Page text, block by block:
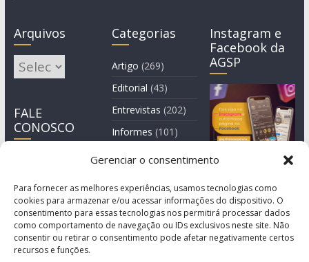
Gerenciar o consentimento
Para fornecer as melhores experiências, usamos tecnologias como
cookies para armazenar e/ou acessar informações do dispositivo. O
consentimento para essas tecnologias nos permitirá processar dados
como comportamento de navegação ou IDs exclusivos neste site. Não
consentir ou retirar o consentimento pode afetar negativamente certos
recursos e funções.
Arquivos
Arquivos
FALE
CONOSCO
Categorias
Artigo (269)
Editorial (43)
Entrevistas (202)
Informes (101)
Manchete
Instagram e
Facebook da
AGSP